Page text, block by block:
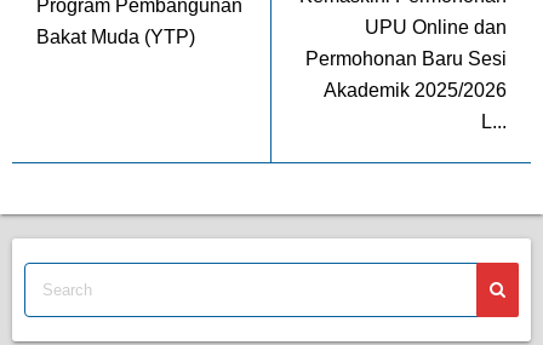
Program Pembangunan
Bakat Muda (YTP)
UPU Online dan
Permohonan Baru Sesi
Akademik 2025/2026
L...